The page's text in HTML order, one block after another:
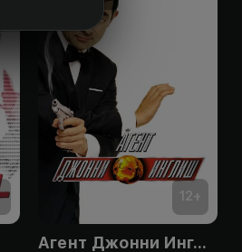
12+
Агент Джонни Инглиш